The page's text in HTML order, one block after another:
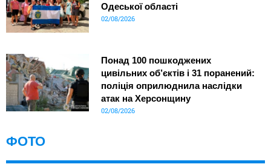
Одеської області
02/08/2026
Понад 100 пошкоджених
цивільних об’єктів і 31 поранений:
поліція оприлюднила наслідки
атак на Херсонщину
02/08/2026
ФОТО